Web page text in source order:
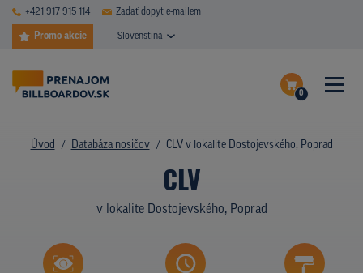
+421 917 915 114 Zadať dopyt e-mailem
Promo akcie Slovenština
0
Dokončiť dopyt
Zobraziť nosiče na mape
DATABÁZA NOSIČOV
PLOCHY V AKCII
TYPY NOSIČOV
Úvod Databáza nosičov CLV v lokalite Dostojevského, Poprad
CLV
v lokalite Dostojevského, Poprad